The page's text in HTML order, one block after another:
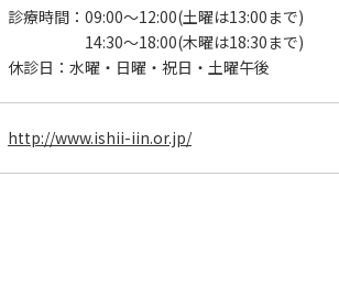
診療時間： 09:00～12:00(土曜は13:00まで)
14:30～18:00(木曜は18:30まで)
休診日： 水曜・日曜・祝日・土曜午後
http://www.ishii-iin.or.jp/